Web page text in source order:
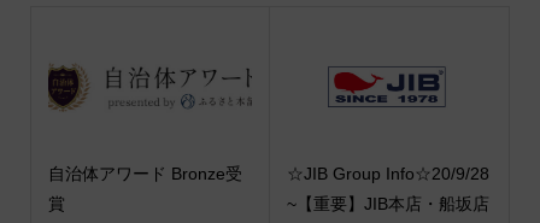
自治体アワード Bronze受
賞
☆JIB Group Info☆20/9/28
~【重要】JIB本店・船坂店